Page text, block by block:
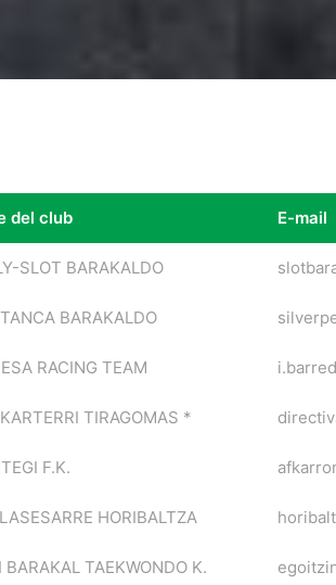
del club E-mail
del club
E-mail
SLOT BARAKALDO
BARAKALDO
RACING TEAM
TIRAGOMAS *
F.K.
HORIBALTZA
BARAKAL TAEKWONDO K.